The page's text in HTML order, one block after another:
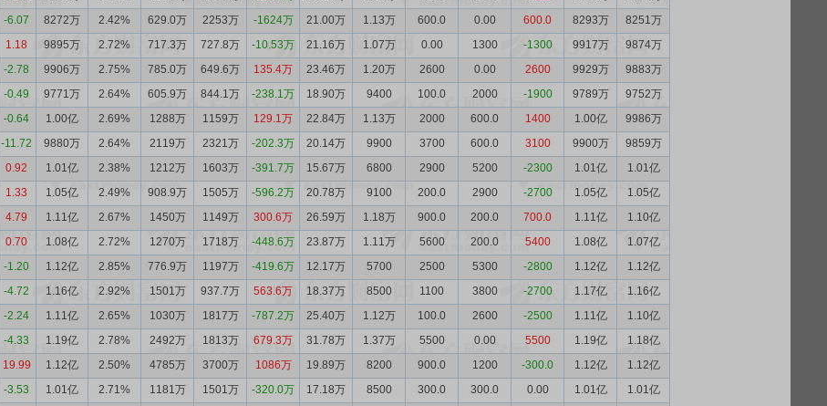
-6.07 8272万 2.42% 629.0万 2253万 -1624万 21.00万 1.13万 600.0 0.00 600.0 8293万
8251万
1.18 9895万 2.72% 717.3万 727.8万 -10.53万 21.16万 1.07万 0.00 1300 -1300 9917万
9874万
-2.78 9906万 2.75% 785.0万 649.6万 135.4万 23.46万 1.20万 2600 0.00 2600 9929万
9883万
-0.49 9771万 2.64% 605.9万 844.1万 -238.1万 18.90万 9400 100.0 2000 -1900 9789万
9752万
-0.64 1.00亿 2.69% 1288万 1159万 129.1万 22.84万 1.13万 2000 600.0 1400 1.00亿
9986万
-11.72 9880万 2.64% 2119万 2321万 -202.3万 20.14万 9900 3700 600.0 3100 9900万
9859万
0.92 1.01亿 2.38% 1212万 1603万 -391.7万 15.67万 6800 2900 5200 -2300 1.01亿
1.01亿
1.33 1.05亿 2.49% 908.9万 1505万 -596.2万 20.78万 9100 200.0 2900 -2700 1.05亿
1.05亿
4.79 1.11亿 2.67% 1450万 1149万 300.6万 26.59万 1.18万 900.0 200.0 700.0 1.11亿
1.10亿
0.70 1.08亿 2.72% 1270万 1718万 -448.6万 23.87万 1.11万 5600 200.0 5400 1.08亿
1.07亿
-1.20 1.12亿 2.85% 776.9万 1197万 -419.6万 12.17万 5700 2500 5300 -2800 1.12亿
1.12亿
-4.72 1.16亿 2.92% 1501万 937.7万 563.6万 18.37万 8500 1100 3800 -2700 1.17亿
1.16亿
-2.24 1.11亿 2.65% 1030万 1817万 -787.2万 25.40万 1.12万 100.0 2600 -2500 1.11亿
1.10亿
-4.33 1.19亿 2.78% 2492万 1813万 679.3万 31.78万 1.37万 5500 0.00 5500 1.19亿
1.18亿
19.99 1.12亿 2.50% 4785万 3700万 1086万 19.89万 8200 900.0 1200 -300.0 1.12亿
1.12亿
-3.53 1.01亿 2.71% 1181万 1501万 -320.0万 17.18万 8500 300.0 300.0 0.00 1.01亿
1.01亿